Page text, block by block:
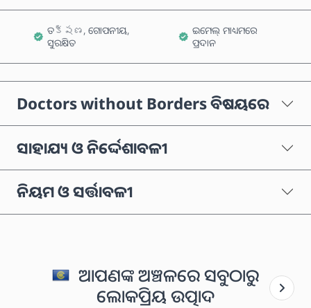
ତక్షణ, ଗୋପନୀୟ,
ସୁରକ୍ଷିତ
ଇମେଲ୍ ମାଧ୍ୟମରେ
ପ୍ରଦାନ
Doctors without Borders ବିଷୟରେ
ସାହାଯ୍ୟ ଓ ନିର୍ଦ୍ଦେଶାବଳୀ
ନିୟମ ଓ ସର୍ତ୍ତାବଳୀ
ଆପଣଙ୍କ ଅଞ୍ଚଳରେ ସବୁଠାରୁ
ଲୋକପ୍ରିୟ ଉତ୍ପାଦ